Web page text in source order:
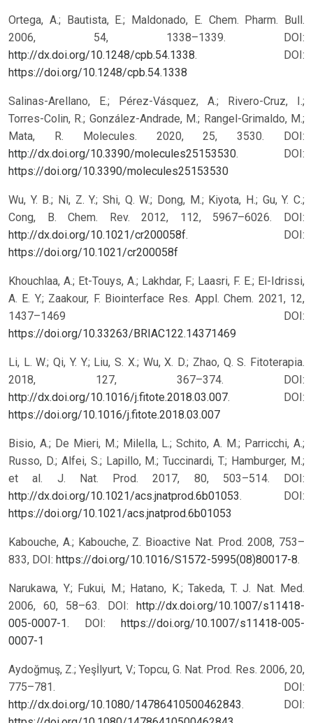
Ortega, A.; Bautista, E.; Maldonado, E. Chem. Pharm. Bull.
2006, 54, 1338–1339. DOI:
http://dx.doi.org/10.1248/cpb.54.1338. DOI:
https://doi.org/10.1248/cpb.54.1338
Salinas-Arellano, E.; Pérez-Vásquez, A.; Rivero-Cruz, I.;
Torres-Colin, R.; González-Andrade, M.; Rangel-Grimaldo, M.;
Mata, R. Molecules. 2020, 25, 3530. DOI:
http://dx.doi.org/10.3390/molecules25153530. DOI:
https://doi.org/10.3390/molecules25153530
Wu, Y. B.; Ni, Z. Y.; Shi, Q. W.; Dong, M.; Kiyota, H.; Gu, Y. C.;
Cong, B. Chem. Rev. 2012, 112, 5967–6026. DOI:
http://dx.doi.org/10.1021/cr200058f. DOI:
https://doi.org/10.1021/cr200058f
Khouchlaa, A.; Et-Touys, A.; Lakhdar, F.; Laasri, F. E.; El-Idrissi,
A. E. Y.; Zaakour, F. Biointerface Res. Appl. Chem. 2021, 12,
1437–1469 DOI:
https://doi.org/10.33263/BRIAC122.14371469
Li, L. W.; Qi, Y. Y.; Liu, S. X.; Wu, X. D.; Zhao, Q. S. Fitoterapia.
2018, 127, 367–374. DOI:
http://dx.doi.org/10.1016/j.fitote.2018.03.007. DOI:
https://doi.org/10.1016/j.fitote.2018.03.007
Bisio, A.; De Mieri, M.; Milella, L.; Schito, A. M.; Parricchi, A.;
Russo, D.; Alfei, S.; Lapillo, M.; Tuccinardi, T.; Hamburger, M.;
et al. J. Nat. Prod. 2017, 80, 503–514. DOI:
http://dx.doi.org/10.1021/acs.jnatprod.6b01053. DOI:
https://doi.org/10.1021/acs.jnatprod.6b01053
Kabouche, A.; Kabouche, Z. Bioactive Nat. Prod. 2008, 753–
833, DOI: https://doi.org/10.1016/S1572-5995(08)80017-8.
Narukawa, Y.; Fukui, M.; Hatano, K.; Takeda, T. J. Nat. Med.
2006, 60, 58–63. DOI: http://dx.doi.org/10.1007/s11418-
005-0007-1. DOI: https://doi.org/10.1007/s11418-005-
0007-1
Aydoğmuş, Z.; Yeşİlyurt, V.; Topcu, G. Nat. Prod. Res. 2006, 20,
775–781. DOI:
http://dx.doi.org/10.1080/14786410500462843. DOI: